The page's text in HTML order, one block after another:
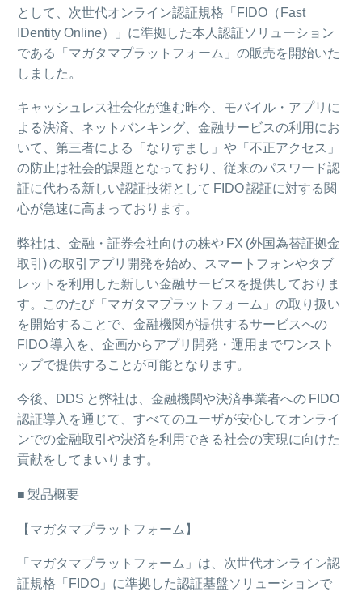
として、次世代オンライン認証規格「FIDO（Fast
IDentity Online）」に準拠した本人認証ソリューション
である「マガタマプラットフォーム」の販売を開始いた
しました。
キャッシュレス社会化が進む昨今、モバイル・アプリに
よる決済、ネットバンキング、金融サービスの利用にお
いて、第三者による「なりすまし」や「不正アクセス」
の防止は社会的課題となっており、従来のパスワード認
証に代わる新しい認証技術として FIDO 認証に対する関
心が急速に高まっております。
弊社は、金融・証券会社向けの株や FX (外国為替証拠金
取引) の取引アプリ開発を始め、スマートフォンやタブ
レットを利用した新しい金融サービスを提供しておりま
す。このたび「マガタマプラットフォーム」の取り扱い
を開始することで、金融機関が提供するサービスへの
FIDO 導入を、企画からアプリ開発・運用までワンスト
ップで提供することが可能となります。
今後、DDS と弊社は、金融機関や決済事業者への FIDO
認証導入を通じて、すべてのユーザが安心してオンライ
ンでの金融取引や決済を利用できる社会の実現に向けた
貢献をしてまいります。
■ 製品概要
【マガタマプラットフォーム】
「マガタマプラットフォーム」は、次世代オンライン認
証規格「FIDO」に準拠した認証基盤ソリューションで